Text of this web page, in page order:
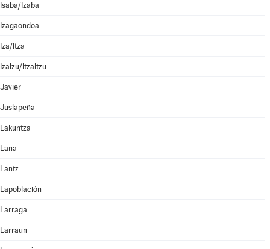
Isaba/Izaba
Izagaondoa
Iza/Itza
Izalzu/Itzaltzu
Javier
Juslapeña
Lakuntza
Lana
Lantz
Lapoblación
Larraga
Larraun